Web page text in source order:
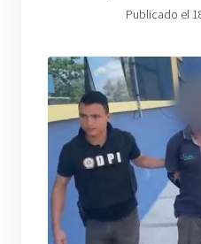
Publicado el